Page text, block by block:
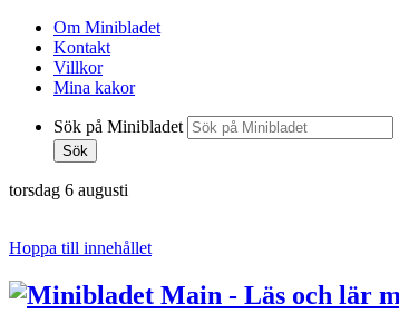
Om Minibladet
Kontakt
Villkor
Mina kakor
Sök på Minibladet
Sök
torsdag 6 augusti
Hoppa till innehållet